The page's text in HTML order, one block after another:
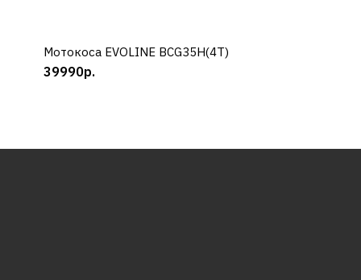
КУПИТЬ
Мотокоса EVOLINE BCG35H(4T)
39990р.